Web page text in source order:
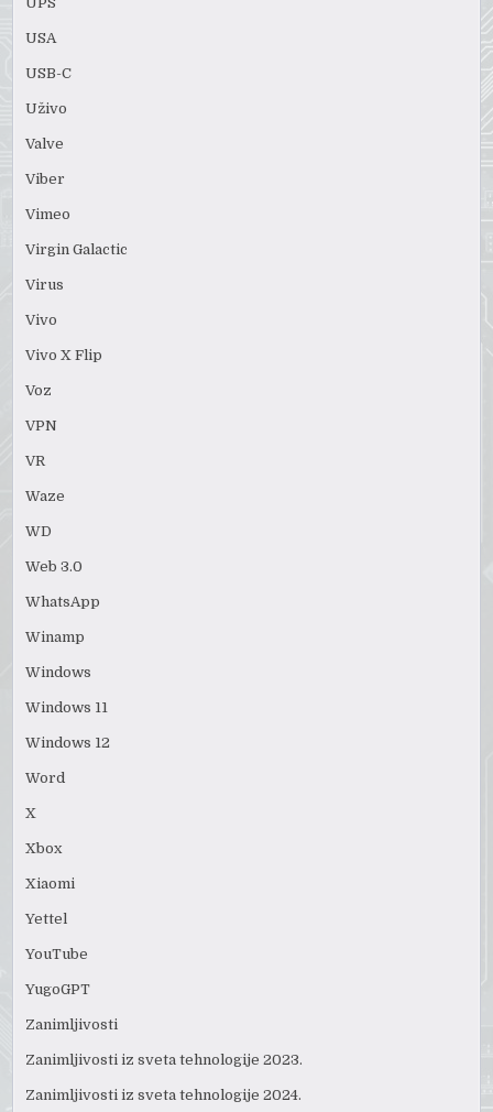
USA
USB-C
Uživo
Valve
Viber
Vimeo
Virgin Galactic
Virus
Vivo
Vivo X Flip
Voz
VPN
VR
Waze
WD
Web 3.0
WhatsApp
Winamp
Windows
Windows 11
Windows 12
Word
X
Xbox
Xiaomi
Yettel
YouTube
YugoGPT
Zanimljivosti
Zanimljivosti iz sveta tehnologije 2023.
Zanimljivosti iz sveta tehnologije 2024.